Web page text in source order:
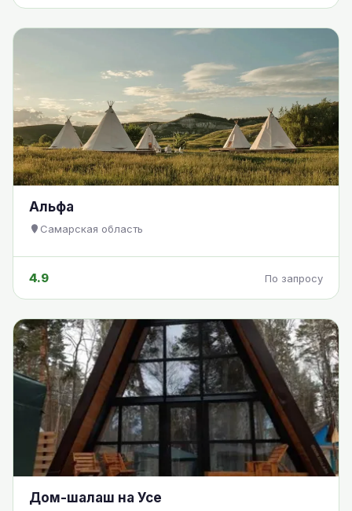
Альфа
Самарская область
4.9 По запросу
Дом-шалаш на Усе